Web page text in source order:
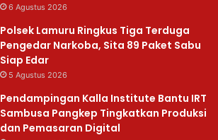
6 Agustus 2026
Polsek Lamuru Ringkus Tiga Terduga
Pengedar Narkoba, Sita 89 Paket Sabu
Siap Edar
5 Agustus 2026
Pendampingan Kalla Institute Bantu IRT
Sambusa Pangkep Tingkatkan Produksi
dan Pemasaran Digital